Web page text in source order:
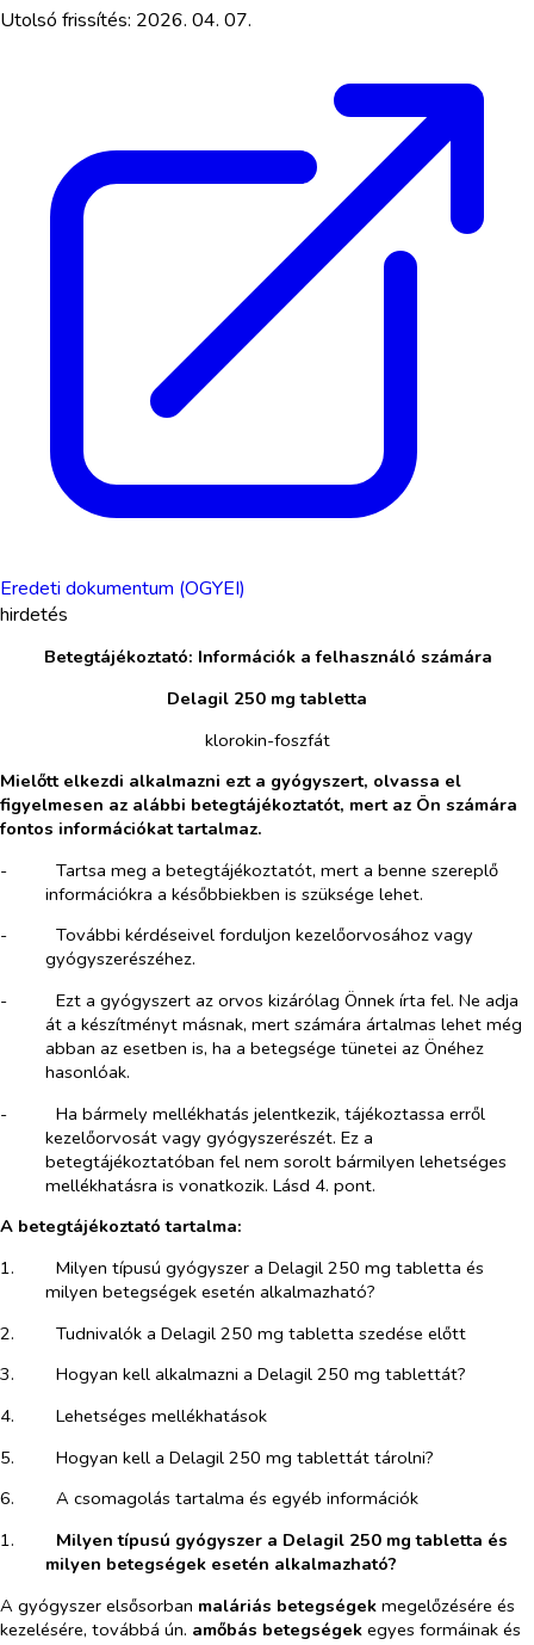
Utolsó frissítés: 2026. 04. 07.
Eredeti dokumentum (OGYEI)
hirdetés
Betegtájékoztató: Információk a felhasználó számára
Delagil 250 mg tabletta
klorokin-foszfát
Mielőtt elkezdi alkalmazni ezt a gyógyszert, olvassa el
figyelmesen az alábbi betegtájékoztatót, mert az Ön számára
fontos információkat tartalmaz.
-​
Tartsa meg a betegtájékoztatót, mert a benne szereplő
információkra a későbbiekben is szüksége lehet.
-​
További kérdéseivel forduljon kezelőorvosához vagy
gyógyszerészéhez.
-​
Ezt a gyógyszert az orvos kizárólag Önnek írta fel. Ne adja
át a készítményt másnak, mert számára ártalmas lehet még
abban az esetben is, ha a betegsége tünetei az Önéhez
hasonlóak.
-​
Ha bármely mellékhatás jelentkezik, tájékoztassa erről
kezelőorvosát vagy gyógyszerészét. Ez a
betegtájékoztatóban fel nem sorolt bármilyen lehetséges
mellékhatásra is vonatkozik. Lásd 4. pont.
A betegtájékoztató tartalma:
1.​
Milyen típusú gyógyszer a Delagil 250 mg tabletta és
milyen betegségek esetén alkalmazható?
2.​
Tudnivalók a Delagil 250 mg tabletta szedése előtt
3.​
Hogyan kell alkalmazni a Delagil 250 mg tablettát?
4.​
Lehetséges mellékhatások
5.​
Hogyan kell a Delagil 250 mg tablettát tárolni?
6.​
A csomagolás tartalma és egyéb információk
1.​
Milyen típusú gyógyszer a Delagil 250 mg tabletta és
milyen betegségek esetén alkalmazható?
A gyógyszer elsősorban maláriás betegségek megelőzésére és
kezelésére, továbbá ún. amőbás betegségek egyes formáinak és